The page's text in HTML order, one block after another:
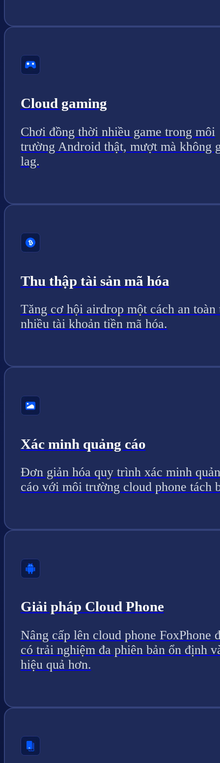
Cloud gaming
Chơi đồng thời nhiều game trong môi
trường Android thật, mượt mà không
lag.
Thu thập tài sản mã hóa
Tăng cơ hội airdrop một cách an toàn
nhiều tài khoản tiền mã hóa.
Xác minh quảng cáo
Đơn giản hóa quy trình xác minh
cáo với môi trường cloud phone tách
Giải pháp Cloud Phone
Nâng cấp lên cloud phone FoxPhone
có trải nghiệm đa phiên bản ổn định
hiệu quả hơn.